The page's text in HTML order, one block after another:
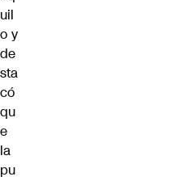
uil
o y
de
sta
có
qu
e
la
pu